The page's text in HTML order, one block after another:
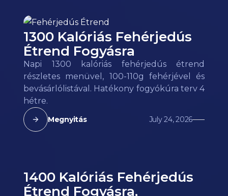
1300 Kalóriás Fehérjedús
Étrend Fogyásra
Napi 1300 kalóriás fehérjedús étrend
részletes menüvel, 100-110g fehérjével és
bevásárlólistával. Hatékony fogyókúra terv 4
hétre.
Megnyitás July 24, 2026
1400 Kalóriás Fehérjedús
Étrend Fogyásra,